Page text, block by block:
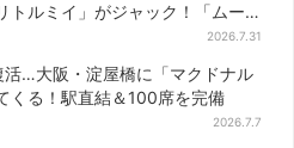
トルミイ」がジャック！「ムー
2026.7.31
活…大阪・淀屋橋に「マクドナル
くる！駅直結＆100席を完備
2026.7.7